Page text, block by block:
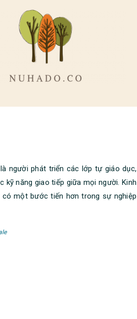
người phát triển các lớp tự giáo dục,
kỹ năng giao tiếp giữa mọi người. Kinh
có một bước tiến hơn trong sự nghiệp